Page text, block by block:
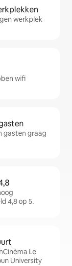
werkplek
wifi
gasten graag
4,8 op 5.
Le
University